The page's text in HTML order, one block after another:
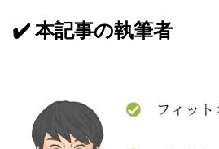
✔️ 本記事の執筆者